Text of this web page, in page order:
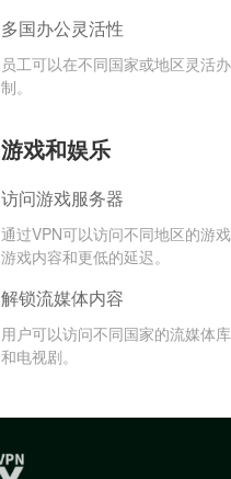
多国办公灵活性
员工可以在不同国家或地区灵活
制。
游戏和娱乐
访问游戏服务器
通过VPN可以访问不同地区的游
游戏内容和更低的延迟。
解锁流媒体内容
用户可以访问不同国家的流媒体
和电视剧。